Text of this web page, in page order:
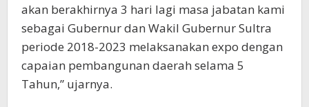
akan berakhirnya 3 hari lagi masa jabatan kami
sebagai Gubernur dan Wakil Gubernur Sultra
periode 2018-2023 melaksanakan expo dengan
capaian pembangunan daerah selama 5
Tahun,” ujarnya.